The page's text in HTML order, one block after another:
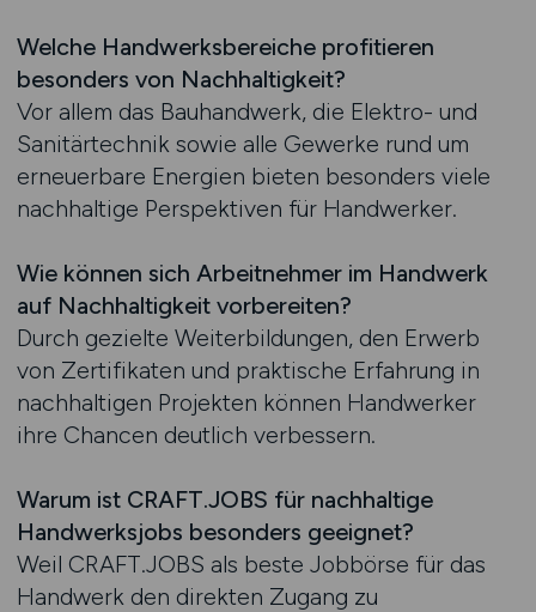
Welche Handwerksbereiche profitieren
besonders von Nachhaltigkeit?
Vor allem das Bauhandwerk, die Elektro- und
Sanitärtechnik sowie alle Gewerke rund um
erneuerbare Energien bieten besonders viele
nachhaltige Perspektiven für Handwerker.
Wie können sich Arbeitnehmer im Handwerk
auf Nachhaltigkeit vorbereiten?
Durch gezielte Weiterbildungen, den Erwerb
von Zertifikaten und praktische Erfahrung in
nachhaltigen Projekten können Handwerker
ihre Chancen deutlich verbessern.
Warum ist CRAFT.JOBS für nachhaltige
Handwerksjobs besonders geeignet?
Weil CRAFT.JOBS als beste Jobbörse für das
Handwerk den direkten Zugang zu